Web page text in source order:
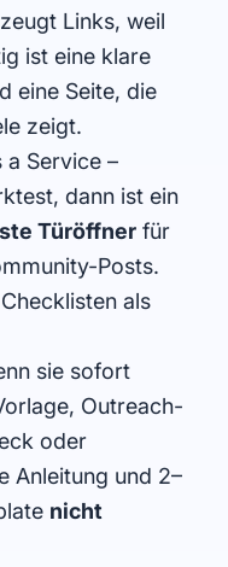
Links, weil
ist eine klare
eine Seite, die
zeigt.
a Service –
dann ist ein
Türöffner für
Posts.
als
sie sofort
Outreach-
oder
Anleitung und 2–
nicht